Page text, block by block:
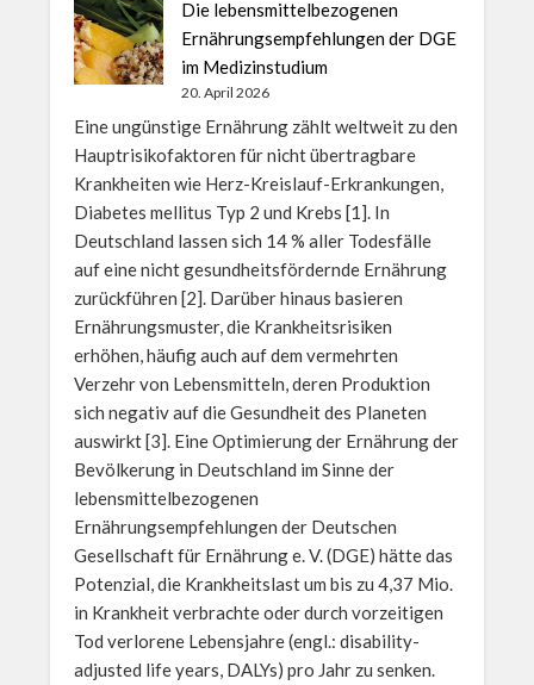
Die lebensmittelbezogenen
Ernährungsempfehlungen der DGE
im Medizinstudium
20. April 2026
Eine ungünstige Ernährung zählt weltweit zu den
Hauptrisikofaktoren für nicht übertragbare
Krankheiten wie Herz-Kreislauf-Erkrankungen,
Diabetes mellitus Typ 2 und Krebs [1]. In
Deutschland lassen sich 14 % aller Todesfälle
auf eine nicht gesundheitsfördernde Ernährung
zurückführen [2]. Darüber hinaus basieren
Ernährungsmuster, die Krankheitsrisiken
erhöhen, häufig auch auf dem vermehrten
Verzehr von Lebensmitteln, deren Produktion
sich negativ auf die Gesundheit des Planeten
auswirkt [3]. Eine Optimierung der Ernährung der
Bevölkerung in Deutschland im Sinne der
lebensmittelbezogenen
Ernährungsempfehlungen der Deutschen
Gesellschaft für Ernährung e. V. (DGE) hätte das
Potenzial, die Krankheitslast um bis zu 4,37 Mio.
in Krankheit verbrachte oder durch vorzeitigen
Tod verlorene Lebensjahre (engl.: disability-
adjusted life years, DALYs) pro Jahr zu senken.